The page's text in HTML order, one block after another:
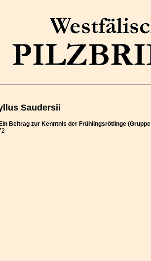
Saudersii
Beitrag zur Kenntnis der Frühlingsrötlinge (Gruppe